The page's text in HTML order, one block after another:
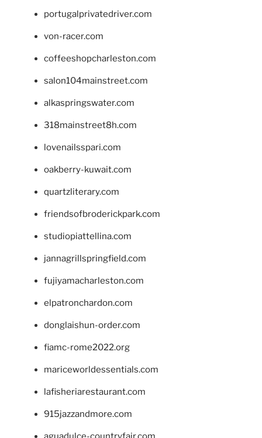
portugalprivatedriver.com
von-racer.com
coffeeshopcharleston.com
salon104mainstreet.com
alkaspringswater.com
318mainstreet8h.com
lovenailsspari.com
oakberry-kuwait.com
quartzliterary.com
friendsofbroderickpark.com
studiopiattellina.com
jannagrillspringfield.com
fujiyamacharleston.com
elpatronchardon.com
donglaishun-order.com
fiamc-rome2022.org
mariceworldessentials.com
lafisheriarestaurant.com
915jazzandmore.com